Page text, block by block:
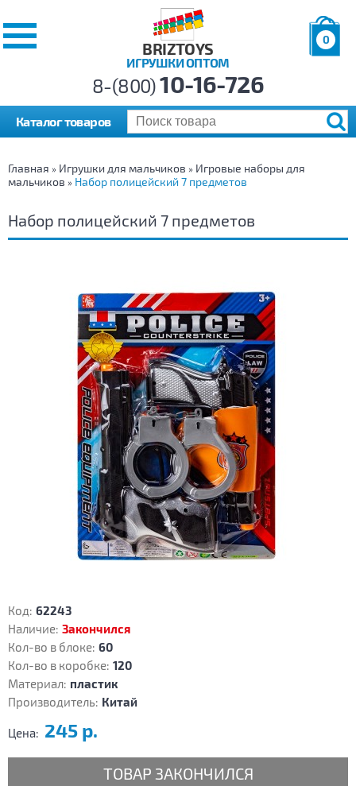
BRIZTOYS
ИГРУШКИ ОПТОМ
0
р.
8-(800)10-16-726
Каталог товаров
Главная » Игрушки для мальчиков » Игровые наборы для
мальчиков » Набор полицейский 7 предметов
Набор полицейский 7 предметов
Код: 62243
Наличие: Закончился
Кол-во в блоке: 60
Кол-во в коробке: 120
Материал: пластик
Производитель: Китай
Цена: 245 р.
ТОВАР ЗАКОНЧИЛСЯ